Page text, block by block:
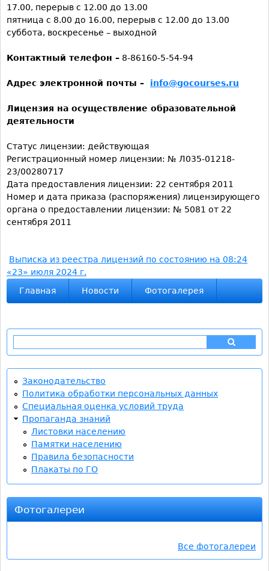
17.00, перерыв с 12.00 до 13.00
пятница с 8.00 до 16.00, перерыв с 12.00 до 13.00
суббота, воскресенье – выходной
Контактный телефон – 8-86160-5-54-94
Адрес электронной почты – info@gocourses.ru
Лицензия на осуществление образовательной
деятельности
Статус лицензии: действующая
Регистрационный номер лицензии: № Л035-01218-
23/00280717
Дата предоставления лицензии: 22 сентября 2011
Номер и дата приказа (распоряжения) лицензирующего
органа о предоставлении лицензии: № 5081 от 22
сентября 2011
Выписка из реестра лицензий по состоянию на 08:24
«23» июля 2024 г.
Главная
Новости Фотогалерея
Ф
о
р
п
о
с
о
и
с
к
Законодательство
Политика обработки персональных данных
Специальная оценка условий труда
Пропаганда знаний
Листовки населению
Памятки населению
Правила безопасности
Плакаты по ГО
Фотогалереи
Все фотогалереи